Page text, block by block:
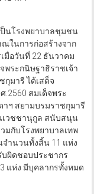
ป็นโรงพยาบาลชุมชน
ในการก่อสร้างจาก
มื่อวันที่ 22 ธันวาคม
พระกนิษฐาธิราชเจ้า
กุมารี ได้เสด็จ
.2560 สมเด็จพระ
ฯ สยามบรมราชกุมารี
เวชชานุกูล สนับสนุน
มกับโรงพยาบาลเทพ
ำนวนทั้งสิ้น 11 แห่ง
บผิดชอบประชากร
แห่ง มีบุคลากรทั้งหมด